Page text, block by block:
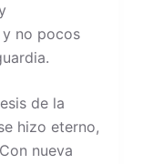
no pocos
de la
hizo eterno,
nueva